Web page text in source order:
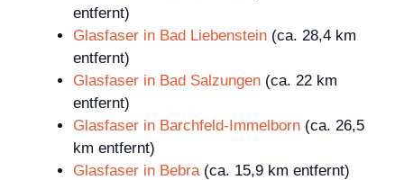
entfernt)
Glasfaser in Bad Liebenstein (ca. 28,4 km
entfernt)
Glasfaser in Bad Salzungen (ca. 22 km
entfernt)
Glasfaser in Barchfeld-Immelborn (ca. 26,5
km entfernt)
Glasfaser in Bebra (ca. 15,9 km entfernt)